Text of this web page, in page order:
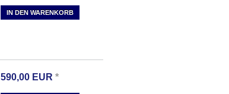
IN DEN WARENKORB
590,00 EUR *